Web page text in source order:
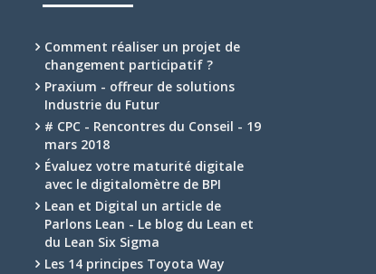
Comment réaliser un projet de
changement participatif ?
Praxium - offreur de solutions
Industrie du Futur
# CPC - Rencontres du Conseil - 19
mars 2018
Évaluez votre maturité digitale
avec le digitalomètre de BPI
Lean et Digital un article de
Parlons Lean - Le blog du Lean et
du Lean Six Sigma
Les 14 principes Toyota Way